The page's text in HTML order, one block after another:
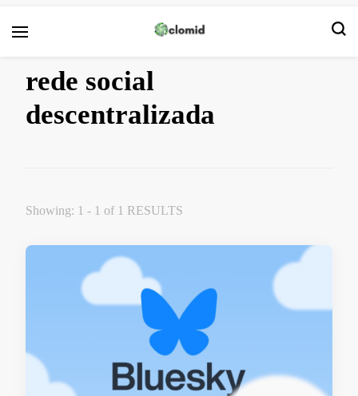
rede social
descentralizada
Showing: 1 - 1 of 1 RESULTS